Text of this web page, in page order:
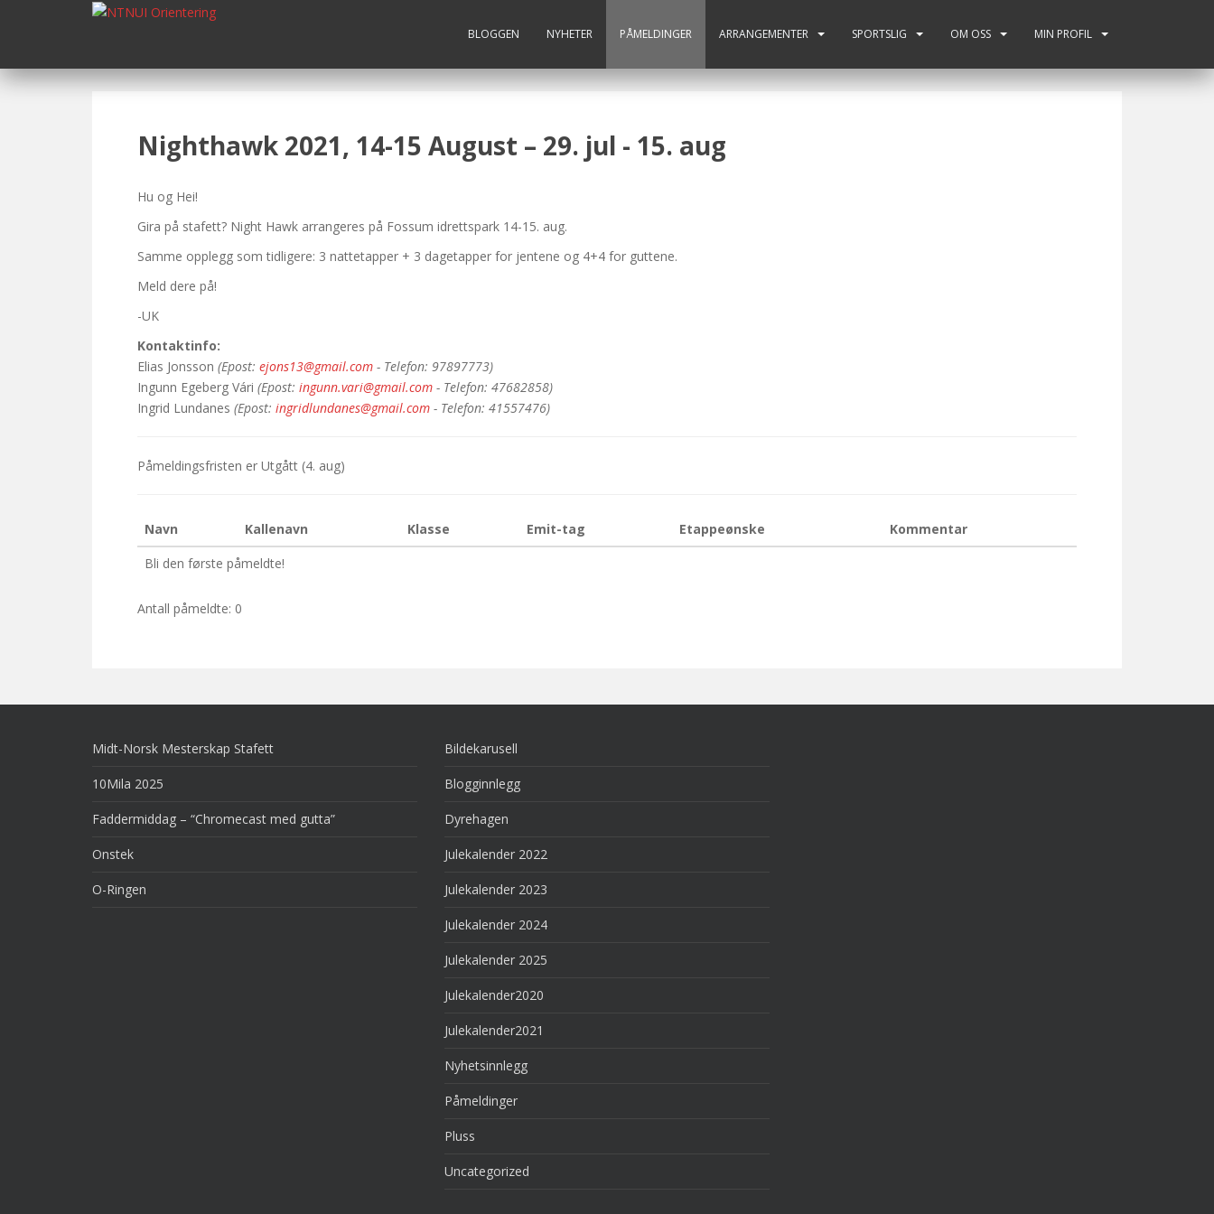
p
BLOGGEN NYHETER PÅMELDINGER ARRANGEMENTER SPORTSLIG OM OSS MIN PROFIL
Nighthawk 2021, 14-15 August – 29. jul - 15. aug
Hu og Hei!
Gira på stafett? Night Hawk arrangeres på Fossum idrettspark 14-15. aug.
Samme opplegg som tidligere: 3 nattetapper + 3 dagetapper for jentene og 4+4 for guttene.
Meld dere på!
-UK
Kontaktinfo:
Elias Jonsson (Epost: ejons13@gmail.com - Telefon: 97897773)
Ingunn Egeberg Vári (Epost: ingunn.vari@gmail.com - Telefon: 47682858)
Ingrid Lundanes (Epost: ingridlundanes@gmail.com - Telefon: 41557476)
Påmeldingsfristen er Utgått (4. aug)
Navn Kallenavn Klasse Emit-tag Etappeønske
Kommentar
Bli den første påmeldte!
Antall påmeldte: 0
Midt-Norsk Mesterskap Stafett
10Mila 2025
Faddermiddag – “Chromecast med gutta”
Onstek
O-Ringen
Bildekarusell
Blogginnlegg
Dyrehagen
Julekalender 2022
Julekalender 2023
Julekalender 2024
Julekalender 2025
Julekalender2020
Julekalender2021
Nyhetsinnlegg
Påmeldinger
Pluss
Uncategorized